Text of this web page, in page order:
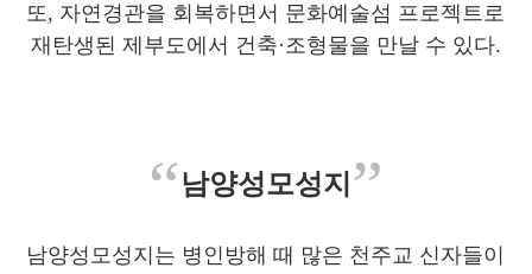
또, 자연경관을 회복하면서 문화예술섬 프로젝트로
재탄생된 제부도에서 건축·조형물을 만날 수 있다.
“남양성모성지 ”
남양성모성지는 병인방해 때 많은 천주교 신자들이